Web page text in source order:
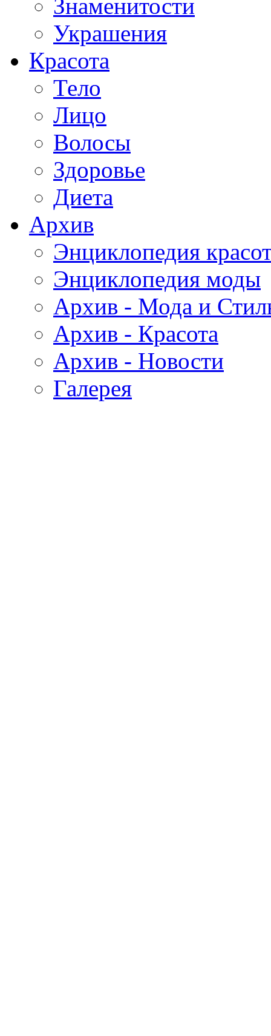
Знаменитости
Украшения
Красота
Тело
Лицо
Волосы
Здоровье
Диета
Архив
Энциклопедия
Энциклопедия моды
Архив - Мода и
Архив - Красота
Архив - Новости
Галерея